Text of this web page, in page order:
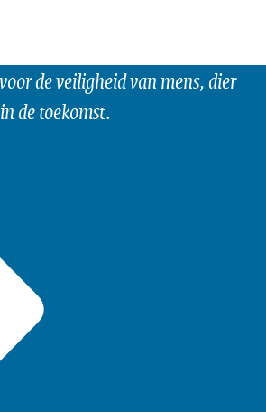
de veiligheid van mens, dier
de toekomst.